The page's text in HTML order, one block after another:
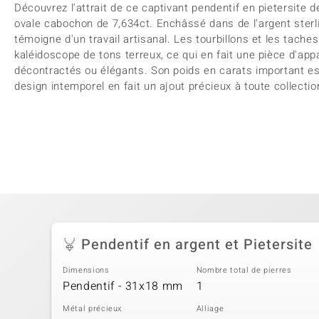
Découvrez l'attrait de ce captivant pendentif en pietersite
ovale cabochon de 7,634ct. Enchâssé dans de l'argent
témoigne d'un travail artisanal. Les tourbillons et les
kaléidoscope de tons terreux, ce qui en fait une pièce
décontractés ou élégants. Son poids en carats important
design intemporel en fait un ajout précieux à toute
Pendentif en argent et Pietersite
Dimensions
Pendentif - 31x18 mm
Nombre total de pierres
1
Métal précieux Alliage